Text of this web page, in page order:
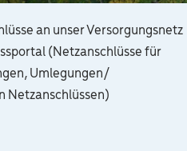
an unser Versorgungsnetz
(Netzanschlüsse für
Umlegungen/
Netzanschlüssen)